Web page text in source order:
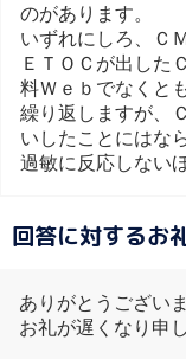
のがあります。
いずれにしろ、Ｃ
ＥＴＯＣが出した
料Ｗｅｂでなくと
繰り返しますが、
いしたことにはな
過敏に反応しない
回答に対するお
ありがとうござい
お礼が遅くなり申